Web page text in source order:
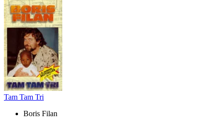
Tam Tam Tri
Boris Filan